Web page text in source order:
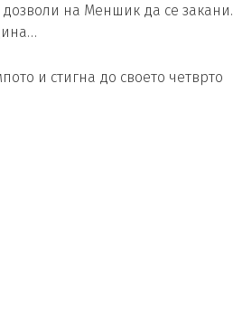
дозволи на Меншик да се закани.
и стигна до своето четврто